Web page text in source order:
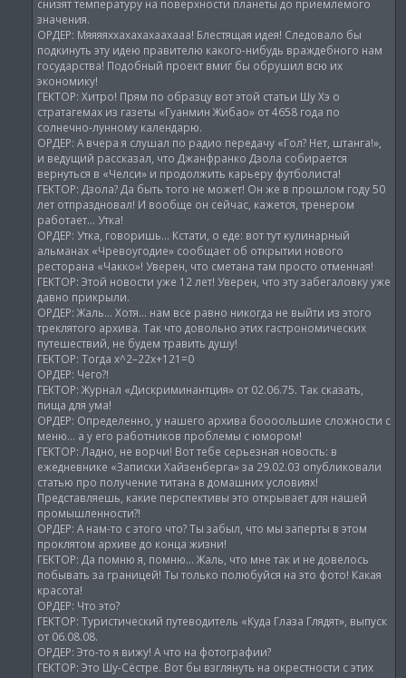
снизят температуру на поверхности планеты до приемлемого
значения.
ОРДЕР: Мяяяяххахахахаахааа! Блестящая идея! Следовало бы
подкинуть эту идею правителю какого-нибудь враждебного нам
государства! Подобный проект вмиг бы обрушил всю их
экономику!
ГЕКТОР: Хитро! Прям по образцу вот этой статьи Шу Хэ о
стратагемах из газеты «Гуанмин Жибао» от 4658 года по
солнечно-лунному календарю.
ОРДЕР: А вчера я слушал по радио передачу «Гол? Нет, штанга!»,
и ведущий рассказал, что Джанфранко Дзола собирается
вернуться в «Челси» и продолжить карьеру футболиста!
ГЕКТОР: Дзола? Да быть того не может! Он же в прошлом году 50
лет отпраздновал! И вообще он сейчас, кажется, тренером
работает… Утка!
ОРДЕР: Утка, говоришь… Кстати, о еде: вот тут кулинарный
альманах «Чревоугодие» сообщает об открытии нового
ресторана «Чакко»! Уверен, что сметана там просто отменная!
ГЕКТОР: Этой новости уже 12 лет! Уверен, что эту забегаловку уже
давно прикрыли.
ОРДЕР: Жаль… Хотя… нам все равно никогда не выйти из этого
треклятого архива. Так что довольно этих гастрономических
путешествий, не будем травить душу!
ГЕКТОР: Тогда x^2–22x+121=0
ОРДЕР: Чего?!
ГЕКТОР: Журнал «Дискриминантция» от 02.06.75. Так сказать,
пища для ума!
ОРДЕР: Определенно, у нашего архива боооольшие сложности с
меню… а у его работников проблемы с юмором!
ГЕКТОР: Ладно, не ворчи! Вот тебе серьезная новость: в
ежедневнике «Записки Хайзенберга» за 29.02.03 опубликовали
статью про получение титана в домашних условиях!
Представляешь, какие перспективы это открывает для нашей
промышленности?!
ОРДЕР: А нам-то с этого что? Ты забыл, что мы заперты в этом
проклятом архиве до конца жизни!
ГЕКТОР: Да помню я, помню… Жаль, что мне так и не довелось
побывать за границей! Ты только полюбуйся на это фото! Какая
красота!
ОРДЕР: Что это?
ГЕКТОР: Туристический путеводитель «Куда Глаза Глядят», выпуск
от 06.08.08.
ОРДЕР: Это-то я вижу! А что на фотографии?
ГЕКТОР: Это Шу-Сёстре. Вот бы взглянуть на окрестности с этих